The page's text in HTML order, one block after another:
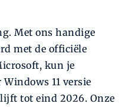
Met ons handige
met de officiële
kun je
11 versie
tot eind 2026. Onze